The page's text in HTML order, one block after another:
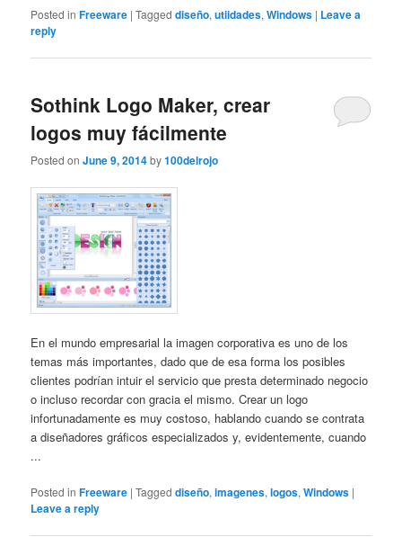
Posted in Freeware |Tagged diseño,utiidades,Windows | Leave a
reply
Sothink Logo Maker, crear
logos muy fácilmente
Posted onJune 9, 2014by100delrojo
En el mundo empresarial la imagen corporativa es uno de los
temas más importantes, dado que de esa forma los posibles
clientes podrían intuir el servicio que presta determinado negocio
o incluso recordar con gracia el mismo. Crear un logo
infortunadamente es muy costoso, hablando cuando se contrata
a diseñadores gráficos especializados y, evidentemente, cuando
...
Posted in Freeware |Tagged diseño,imagenes,logos,Windows |
Leave a reply